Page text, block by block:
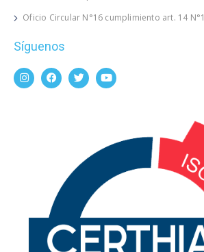
Oficio Circular N°16 cumplimiento art. 14 N°1
Síguenos